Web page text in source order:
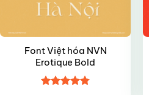
Font Việt hóa NVN
Erotique Bold